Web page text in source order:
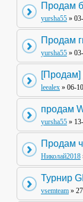
Продам
yursha55 »
Продам
yursha55 »
[Продам]
leealex » 06-
продам
yursha55 »
Продам
Николай2018
Турнир
vsemteam »